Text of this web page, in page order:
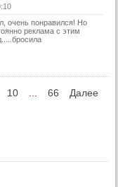
очень понравился! Но
реклама с этим
10 66 Далее